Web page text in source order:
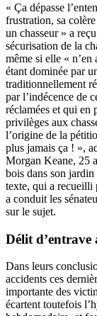
« Ça dépasse
frustration, sa
un chasseur » a
sécurisation de la
même si elle «
étant dominée par
traditionnellement
par l’indécence de
réclamées et qui en
privilèges aux
l’origine de la
plus jamais ça ! »,
Morgan Keane, 25
bois dans son
texte, qui a recueilli
a conduit les
sur le sujet.
Délit d’entrave
Dans leurs
accidents ces
importante des
écartent toutefois